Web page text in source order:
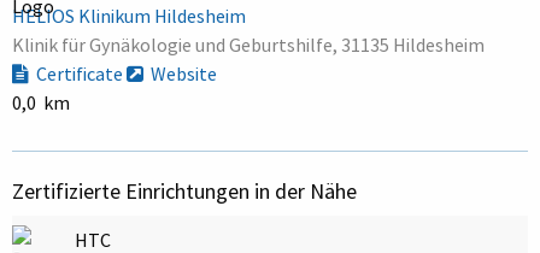
HELIOS Klinikum Hildesheim
Klinik für Gynäkologie und Geburtshilfe, 31135 Hildesheim
Certificate
Website
0,0 km
Zertifizierte Einrichtungen in der Nähe
HTC